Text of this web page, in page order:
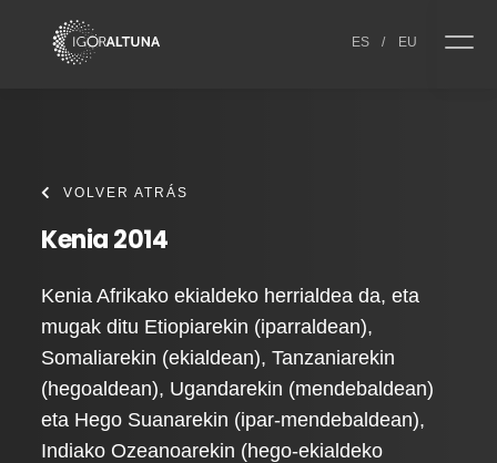
ES / EU
VOLVER ATRÁS
Kenia 2014
Kenia Afrikako ekialdeko herrialdea da, eta
mugak ditu Etiopiarekin (iparraldean),
Somaliarekin (ekialdean), Tanzaniarekin
(hegoaldean), Ugandarekin (mendebaldean)
eta Hego Suanarekin (ipar-mendebaldean),
Indiako Ozeanoarekin (hego-ekialdeko